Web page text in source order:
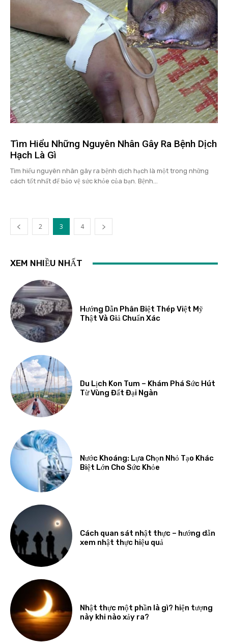
Tìm Hiểu Những Nguyên Nhân Gây Ra Bệnh Dịch
Hạch Là Gì
Tìm hiểu nguyên nhân gây ra bệnh dịch hạch là một trong những
cách tốt nhất để bảo vệ sức khỏe của bạn. Bệnh...
2 3 4
XEM NHIỀU NHẤT
Hướng Dẫn Phân Biệt Thép Việt Mỹ
Thật Và Giả Chuẩn Xác
Du Lịch Kon Tum – Khám Phá Sức Hút
Từ Vùng Đất Đại Ngàn
Nước Khoáng: Lựa Chọn Nhỏ Tạo Khác
Biệt Lớn Cho Sức Khỏe
Cách quan sát nhật thực – hướng dẫn
xem nhật thực hiệu quả
Nhật thực một phần là gì? hiện tượng
này khi nào xảy ra?